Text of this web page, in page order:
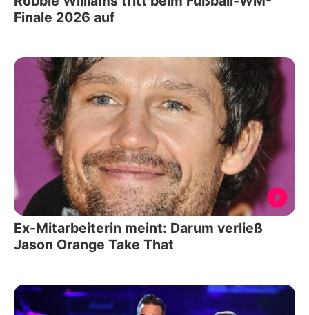
Finale 2026 auf
Ex-Mitarbeiterin meint: Darum verließ
Jason Orange Take That